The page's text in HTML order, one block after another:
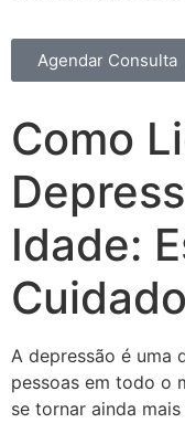
Agendar Consulta
Como
Idade:
A depressão é uma
pessoas em todo o
se tornar ainda